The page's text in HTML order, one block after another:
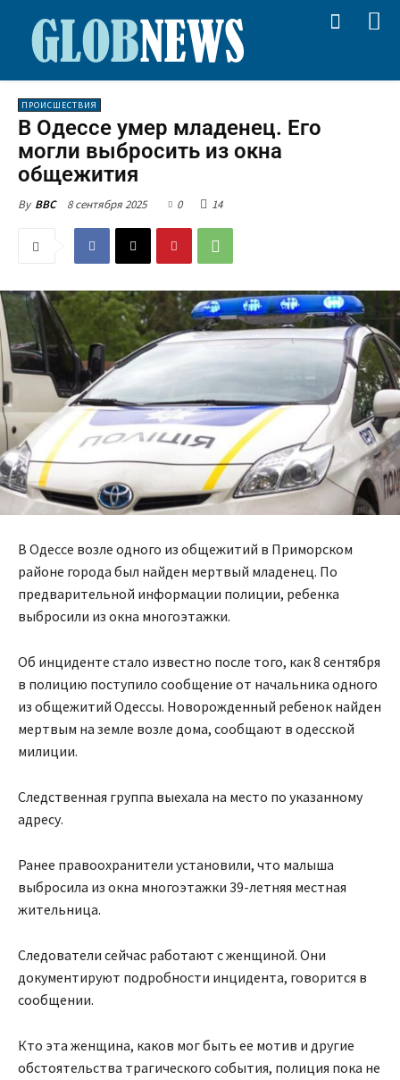
ПРОИСШЕСТВИЯ
В Одессе умер младенец. Его
могли выбросить из окна
общежития
By BBC 8 сентября 2025 0 14
В Одессе возле одного из общежитий в Приморском
районе города был найден мертвый младенец. По
предварительной информации полиции, ребенка
выбросили из окна многоэтажки.
Об инциденте стало известно после того, как 8 сентября
в полицию поступило сообщение от начальника одного
из общежитий Одессы. Новорожденный ребенок найден
мертвым на земле возле дома, сообщают в одесской
милиции.
Следственная группа выехала на место по указанному
адресу.
Ранее правоохранители установили, что малыша
выбросила из окна многоэтажки 39-летняя местная
жительница.
Следователи сейчас работают с женщиной. Они
документируют подробности инцидента, говорится в
сообщении.
Кто эта женщина, каков мог быть ее мотив и другие
обстоятельства трагического события, полиция пока не